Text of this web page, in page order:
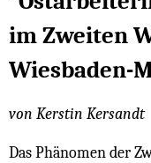
im Zweiten
Wiesbaden-
von Kerstin Kersandt
Das Phänomen der